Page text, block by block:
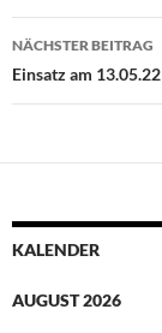
NÄCHSTER BEITRAG
Einsatz am 13.05.22
KALENDER
AUGUST 2026